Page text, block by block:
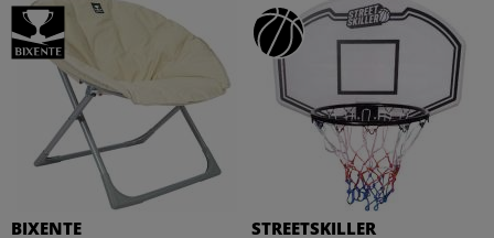
BIXENTE STREETSKILLER